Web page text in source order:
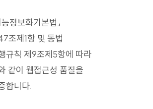
능정보화기본법」
조제1항 및 동법
규칙 제9조제5항에 따라
같이 웹접근성 품질을
합니다.